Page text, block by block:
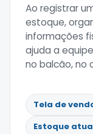
Ao registrar
estoque,
informações
ajuda a
no balcão, no
Tela de
Estoque